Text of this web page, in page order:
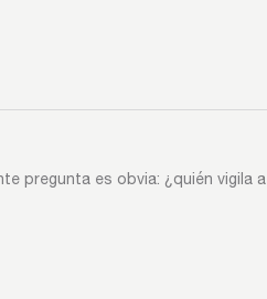
pregunta es obvia: ¿quién vigila